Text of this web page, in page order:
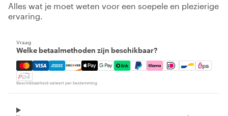
Alles wat je moet weten voor een soepele en plezierige
ervaring.
Vraag
Welke betaalmethoden zijn beschikbaar?
Mastercard, Visa, Amex, Discover, Apple Pay, Google
Beschikbaarheid varieert per bestemming